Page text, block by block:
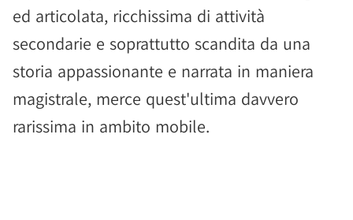
ed articolata, ricchissima di attività
secondarie e soprattutto scandita da una
storia appassionante e narrata in maniera
magistrale, merce quest'ultima davvero
rarissima in ambito mobile.